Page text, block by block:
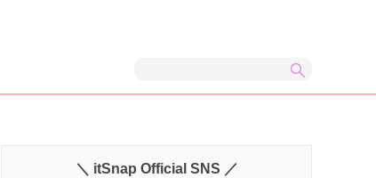
＼ itSnap Official SNS ／